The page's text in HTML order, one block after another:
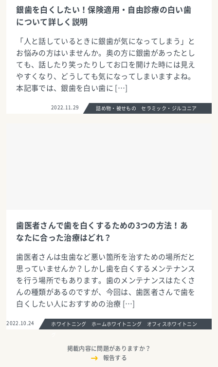
銀歯を白くしたい！保険適用・自由診療の白い歯
について詳しく説明
「人と話しているときに銀歯が気になってしまう」と
お悩みの方はいませんか。奥の方に銀歯があったとし
ても、話したり笑ったりしてお口を開けた時には見え
やすくなり、どうしても気になってしまいますよね。
本記事では、銀歯を白い歯に […]
2022.11.29 詰め物・被せもの セラミック・ジルコニア
歯医者さんで歯を白くするための3つの方法！あ
なたに合った治療はどれ？
歯医者さんは虫歯など悪い箇所を治すための場所だと
思っていませんか？しかし歯を白くするメンテナンス
を行う場所でもあります。歯のメンテナンスはたくさ
んの種類があるのですが、今回は、歯医者さんで歯を
白くしたい人におすすめの治療 […]
2022.10.24 ホワイトニング ホームホワイトニング オフィスホワイトニン
掲載内容に問題がありますか？
報告する